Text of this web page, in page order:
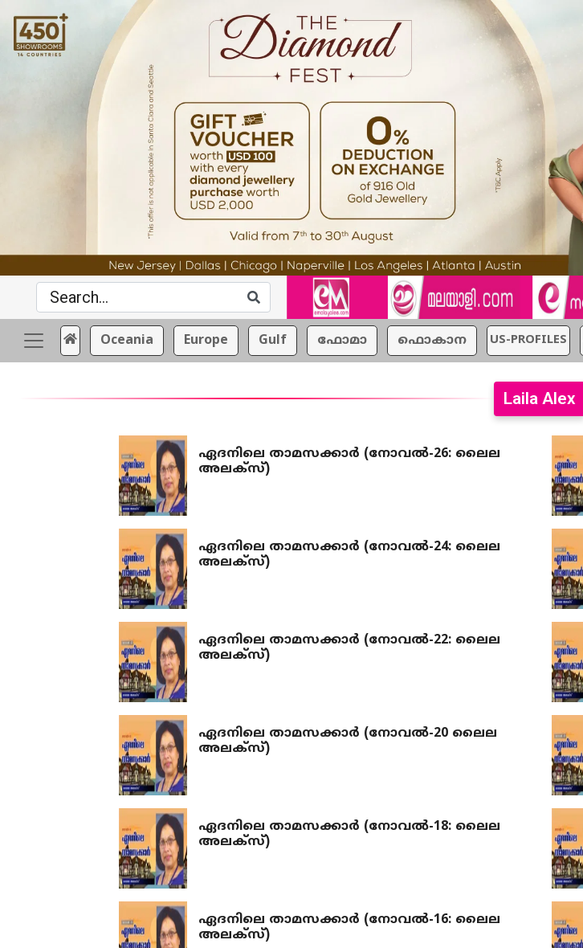
Oceania Europe Gulf ഫോമാ ഫൊകാന US-PROFILES
Laila Alex
ഏദനിലെ താമസക്കാർ (നോവല്‍-26: ലൈല
അലക്‌സ്)
ഏദനിലെ താമസക്കാർ (നോവല്‍-24: ലൈല
അലക്‌സ്)
ഏദനിലെ താമസക്കാർ (നോവല്‍-22: ലൈല
അലക്‌സ്)
ഏദനിലെ താമസക്കാർ (നോവല്‍-20 ലൈല
അലക്‌സ്)
ഏദനിലെ താമസക്കാർ (നോവല്‍-18: ലൈല
അലക്‌സ്)
ഏദനിലെ താമസക്കാർ (നോവല്‍-16: ലൈല
അലക്‌സ്)